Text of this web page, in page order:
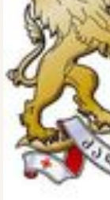
ДОВІДКА